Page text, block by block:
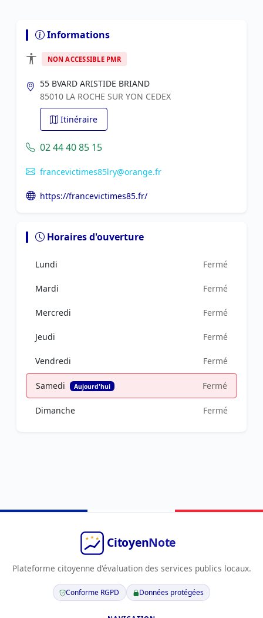
Informations
NON ACCESSIBLE PMR
55 BVARD ARISTIDE BRIAND
85010 LA ROCHE SUR YON CEDEX
Itinéraire
02 44 40 85 15
francevictimes85lry@orange.fr
https://francevictimes85.fr/
Horaires d'ouverture
Lundi Fermé
Mardi Fermé
Mercredi Fermé
Jeudi Fermé
Vendredi Fermé
Samedi Aujourd'hui Fermé
Dimanche Fermé
Plateforme citoyenne d'évaluation des services publics locaux.
Conforme RGPD Données protégées